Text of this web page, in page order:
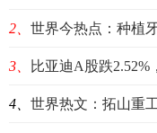
2、 世界今热点：种植牙告
3、 比亚迪A股跌2.52%
4、 世界热文：拓山重工：公司